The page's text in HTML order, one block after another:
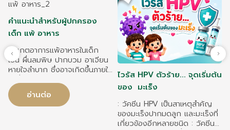
คำแนะนำสำหรับผู้ปกครอง
เด็ก แพ้ อาหาร
สังเกตอาการแพ้อาหารในเด็ก
เช่น ผื่นลมพิษ ปากบวม อาเจียน
หายใจลำบาก ซึ่งอาจเกิดขึ้นภายใน
เด็กแพ้อาหารอย่างถูกต้อง อ่าน
ฉลากอาหาร หลีกเลี่ยงอาหารที่
แพ้ และป้องกันการปนเปื้อน
อ่านต่อ
ไวรัส HPV ตัวร้าย... จุดเริ่มต้น
ของ มะเร็ง
: วัคซีน HPV เป็นสาเหตุสำคัญ
ของมะเร็งปากมดลูก และมะเร็งที่
เกี่ยวข้องอีกหลายชนิด : วัคซีน